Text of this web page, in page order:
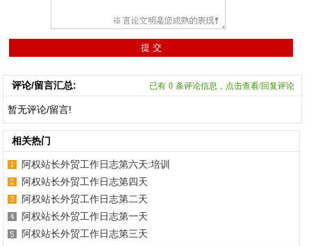
评论/留言汇总: 已有 0 条评论信息，点击查看/回复评论
暂无评论/留言!
相关热门
阿权站长外贸工作日志第六天:培训
阿权站长外贸工作日志第四天
阿权站长外贸工作日志第二天
阿权站长外贸工作日志第一天
阿权站长外贸工作日志第三天